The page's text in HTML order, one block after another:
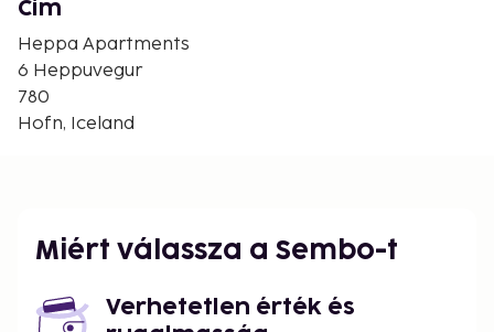
Cím
Heppa Apartments
6 Heppuvegur
780
Hofn, Iceland
Miért válassza a Sembo-t
Verhetetlen érték és